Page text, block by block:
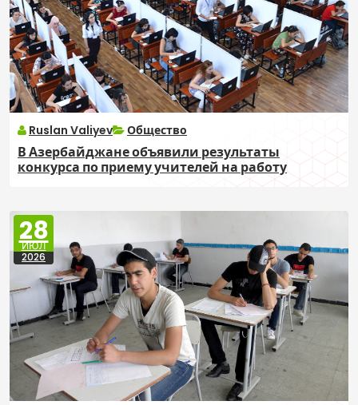
Ruslan Valiyev Общество
В Азербайджане объявили результаты
конкурса по приему учителей на работу
28
ИЮЛ
2026